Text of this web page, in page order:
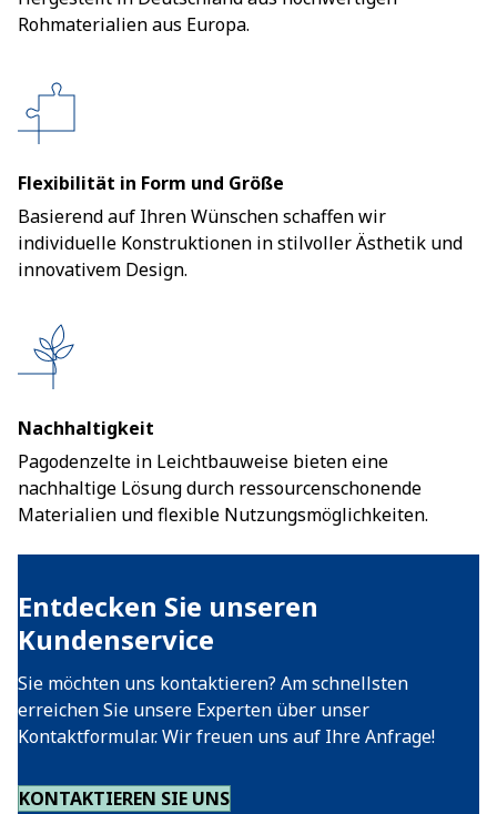
Rohmaterialien aus Europa.
Flexibilität in Form und Größe
Basierend auf Ihren Wünschen schaffen wir
individuelle Konstruktionen in stilvoller Ästhetik und
innovativem Design.
Nachhaltigkeit
Pagodenzelte in Leichtbauweise bieten eine
nachhaltige Lösung durch ressourcenschonende
Materialien und flexible Nutzungsmöglichkeiten.
Entdecken Sie unseren
Kundenservice
Sie möchten uns kontaktieren? Am schnellsten
erreichen Sie unsere Experten über unser
Kontaktformular. Wir freuen uns auf Ihre Anfrage!
KONTAKTIEREN SIE UNS